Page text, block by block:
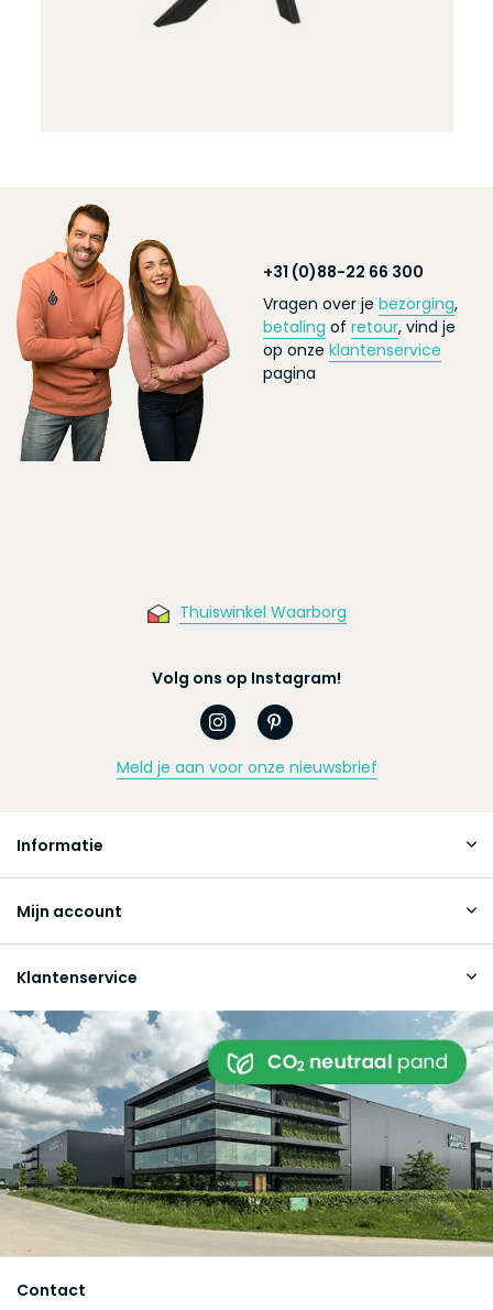
+31 (0)88-22 66 300
Vragen over je bezorging,
betaling of retour, vind je
op onze klantenservice
pagina
Thuiswinkel Waarborg
Volg ons op Instagram!
Meld je aan voor onze nieuwsbrief
Informatie
Mijn account
Klantenservice
Contact